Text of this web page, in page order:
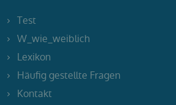
Test
W_wie_weiblich
Lexikon
Häufig gestellte Fragen
Kontakt